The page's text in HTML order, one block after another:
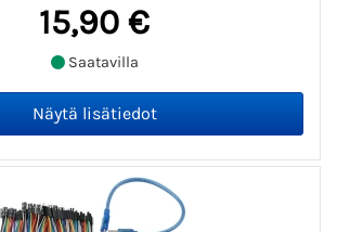
15,90 €
Saatavilla